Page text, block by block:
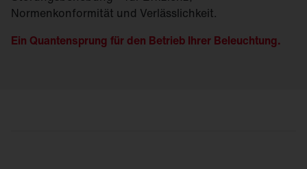
Normenkonformität und Verlässlichkeit.
Ein Quantensprung für den Betrieb Ihrer Beleuchtung.